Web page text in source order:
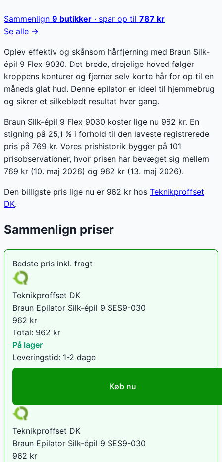
Sammenlign 9 butikker · spar op til 787 kr
Se alle →
Oplev effektiv og skånsom hårfjerning med Braun Silk-
épil 9 Flex 9030. Det brede, drejelige hoved følger
kroppens konturer og fjerner selv korte hår for op til en
måneds glat hud. Denne epilator er ideel til hjemmebrug
og sikrer et silkeblødt resultat hver gang.
Braun Silk-épil 9 Flex 9030 koster lige nu 962 kr. En
stigning på 25,1 % i forhold til den laveste registrerede
pris på 769 kr. Vores prishistorik bygger på 101
prisobservationer, hvor prisen har bevæget sig mellem
769 kr (10. maj 2026) og 962 kr (13. maj 2026).
Den billigste pris lige nu er 962 kr hos Teknikproffset
DK.
Sammenlign priser
Bedste pris inkl. fragt
Teknikproffset DK
Braun Epilator Silk-épil 9 SES9-030
962 kr
Total: 962 kr
På lager
Leveringstid: 1-2 dage
Køb nu
Teknikproffset DK
Braun Epilator Silk-épil 9 SES9-030
962 kr